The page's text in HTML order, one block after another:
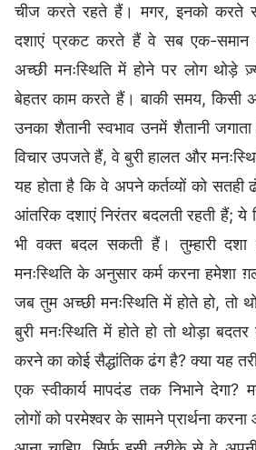
चीज करते रहते हैं। मगर, इनको करते
दशाएं प्रकट करते हैं वे सब एक-समान
अच्छी मनःस्थिति में होने पर लोग थोड़े
बेहतर काम करते हैं। बाकी समय, किसी
उनका शैतानी स्वभाव उनमें शैतानी
विचार उपजते हैं, वे बुरी हालत और
यह होता है कि वे अपने कर्तव्यों को
आंतरिक दशाएं निरंतर बदलती रहती हैं; ये
भी वक्त बदल सकती हैं। तुम्हारी
मनःस्थिति के अनुसार कर्म करना हमेशा
जब तुम अच्छी मनःस्थिति में होते हो, तो
बुरी मनःस्थिति में होते हो तो थोड़ा
करने का कोई सैद्धांतिक ढंग है? क्या यह
एक स्वीकार्य मापदंड तक निभाने देगा?
लोगों को परमेश्वर के सामने प्रार्थना